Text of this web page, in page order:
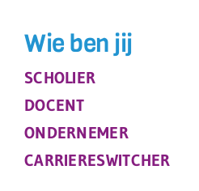
Wie ben jij
SCHOLIER
DOCENT
ONDERNEMER
CARRIERESWITCHER